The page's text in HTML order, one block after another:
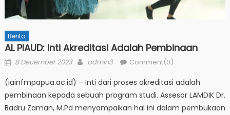
Berita
AL PIAUD: Inti Akreditasi Adalah Pembinaan
Posted
8 December 2023 Author
admin3 Comment(0)
(iainfmpapua.ac.id) – Inti dari proses akreditasi adalah
pembinaan kepada sebuah program studi. Assesor LAMDIK Dr.
Badru Zaman, M.Pd menyampaikan hal ini dalam pembukaan